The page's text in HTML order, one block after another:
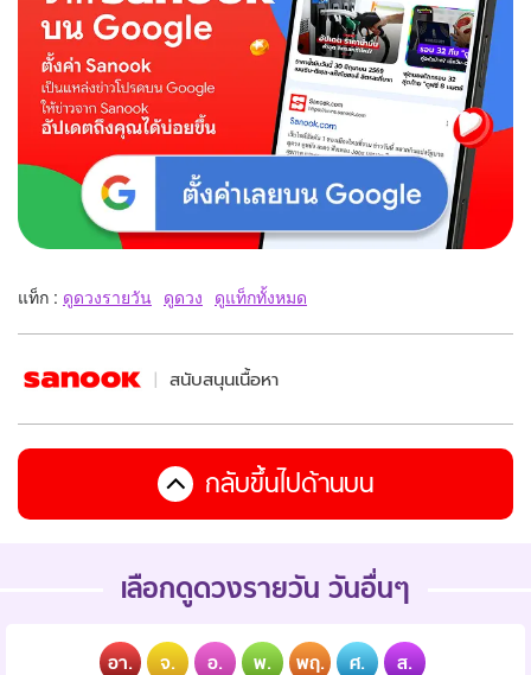
แท็ก : ดูดวงรายวัน ดูดวง ดูแท็กทั้งหมด
สนับสนุนเนื้อหา
กลับขึ้นไปด้านบน
เลือกดูดวงรายวัน วันอื่นๆ
อา. จ. อ. พ. พฤ. ศ. ส.